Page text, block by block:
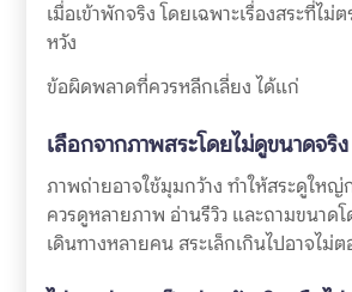
เมื่อเข้าพักจริง โดยเฉพาะเรื่องสระที่ไม่
หวัง
ข้อผิดพลาดที่ควรหลีกเลี่ยง ได้แก่
เลือกจากภาพสระโดยไม่ดูขนาดจริง
ภาพถ่ายอาจใช้มุมกว้าง ทำให้สระดูใหญ่
ควรดูหลายภาพ อ่านรีวิว และถามขนาด
เดินทางหลายคน สระเล็กเกินไปอาจไม่